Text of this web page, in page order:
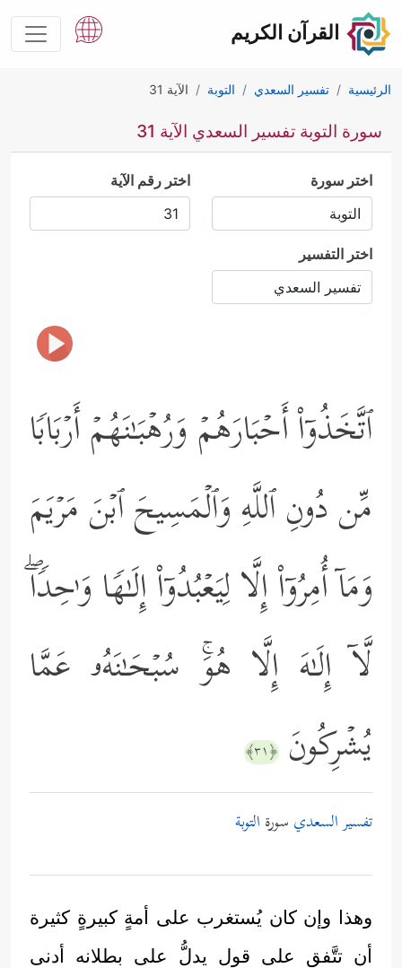
القرآن الكريم
الرئيسية تفسير السعدي التوبة الآية 31
سورة التوبة تفسير السعدي الآية 31
اختر سورة اختر رقم الآية
اختر التفسير
ٱتَّخَذُوۤاْ أَحۡبَارَهُمۡ وَرُهۡبَـٰنَهُمۡ أَرۡبَابࣰا
مِّن دُونِ ٱللَّهِ وَٱلۡمَسِیحَ ٱبۡنَ مَرۡیَمَ
وَمَاۤ أُمِرُوۤاْ إِلَّا لِیَعۡبُدُوۤاْ إِلَـٰهࣰا وَ ٰ⁠حِدࣰاۖ
لَّاۤ إِلَـٰهَ إِلَّا هُوَۚ سُبۡحَـٰنَهُۥ عَمَّا
یُشۡرِكُونَ ﴿٣١﴾
تفسير السعدي سورة التوبة
وهذا وإن كان يُستغرب على أمةٍ كبيرةٍ كثيرة
أن تتَّفق على قول يدلُّ على بطلانه أدنى